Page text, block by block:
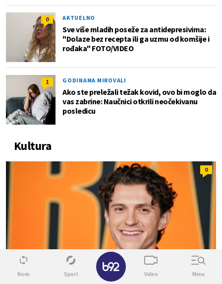
0 AKTUELNO
Sve više mladih poseže za antidepresivima:
"Dolaze bez recepta ili ga uzmu od komšije i
rođaka" FOTO/VIDEO
1 GODINAMA MIROVALI
Ako ste preležali težak kovid, ovo bi moglo da
vas zabrine: Naučnici otkrili neočekivanu
posledicu
Kultura
0
Novo Sport Video Menu
✕